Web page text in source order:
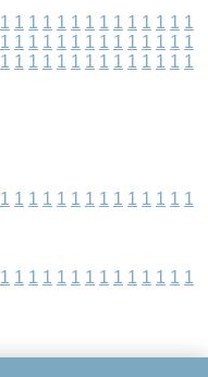
1 1 1 1 1 1 1 1 1 1 1 1 1 1
1 1 1 1 1 1 1 1 1 1 1 1 1 1
1 1 1 1 1 1 1 1 1 1 1 1 1 1
1 1 1 1 1 1 1 1 1 1 1 1 1 1
1 1 1 1 1 1 1 1 1 1 1 1 1 1